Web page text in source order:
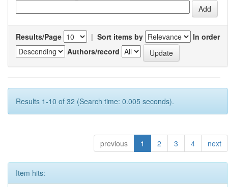
Results/Page | Sort items by
In order
Authors/record
Results 1-10 of 32 (Search time: 0.005 seconds).
previous 1 2 3 4 next
Item hits: